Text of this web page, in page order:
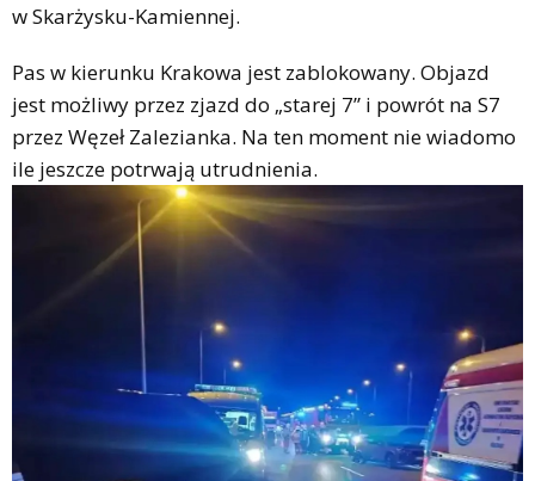
w Skarżysku-Kamiennej.
Pas w kierunku Krakowa jest zablokowany. Objazd
jest możliwy przez zjazd do „starej 7” i powrót na S7
przez Węzeł Zalezianka. Na ten moment nie wiadomo
ile jeszcze potrwają utrudnienia.